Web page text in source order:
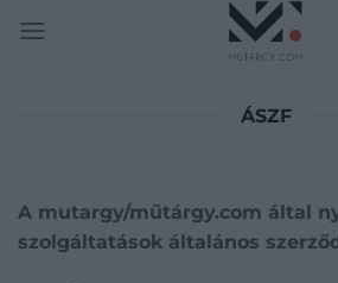
ÁSZF
A mutargy/műtárgy.com által
szolgáltatások általános